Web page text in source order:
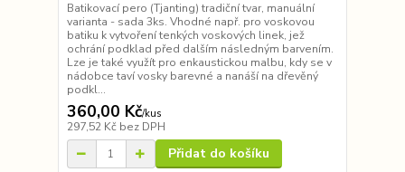
Batikovací pero (Tjanting) tradiční tvar, manuální
varianta - sada 3ks. Vhodné např. pro voskovou
batiku k vytvoření tenkých voskových linek, jež
ochrání podklad před dalším následným barvením.
Lze je také využít pro enkaustickou malbu, kdy se v
nádobce taví vosky barevné a nanáší na dřevěný
podkl...
360,00 Kč/kus
297,52 Kč bez DPH
Přidat do košíku